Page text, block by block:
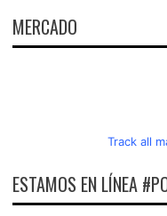
MERCADO
Track all
ESTAMOS EN LÍNEA